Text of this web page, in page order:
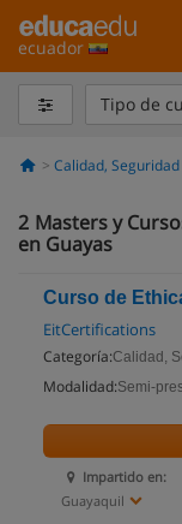
ecuador
Tipo de
Calidad,
2 Masters y
en Guayas
Curso de
EitCertifications
Categoría:Calidad,
Modalidad:Semi-
Impartido en:
Guayaquil